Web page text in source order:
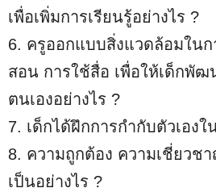
เพื่อเพิ่มการเรียนรู้อย่างไร ?
6. ครูออกแบบสิ่งแวดล้อมในก
สอน การใช้สื่อ เพื่อให้เด็กพัฒ
ตนเองอย่างไร ?
7. เด็กได้ฝึกการกำกับตัวเอง
8. ความถูกต้อง ความเชี่ยวช
เป็นอย่างไร ?